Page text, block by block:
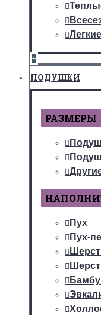
Легкие
+
ПОДУШКИ
РАЗМЕРЫ
Пух
Пух-